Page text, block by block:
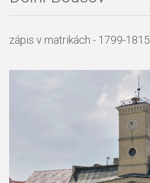
zápis v matrikách - 1799-1815